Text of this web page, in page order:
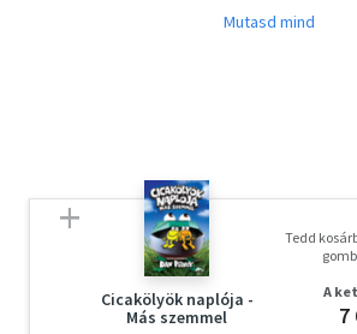
Kinek az akarata jut majd érvényre?
család új tagja mindent a feje tetejére
Olvasd el mások
Cicakölyök naplója -
Más szemmel
Tedd
A
7